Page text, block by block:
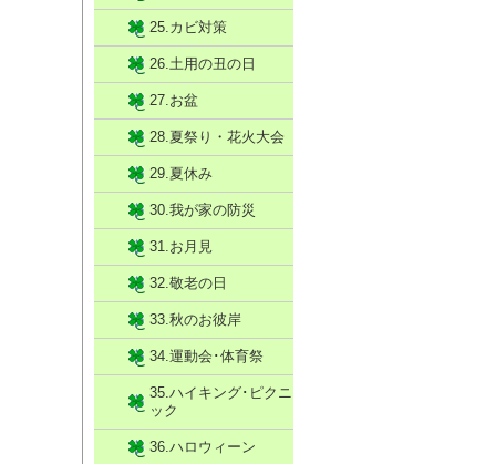
25.カビ対策
26.土用の丑の日
27.お盆
28.夏祭り・花火大会
29.夏休み
30.我が家の防災
31.お月見
32.敬老の日
33.秋のお彼岸
34.運動会･体育祭
35.ハイキング･ピクニ
ック
36.ハロウィーン